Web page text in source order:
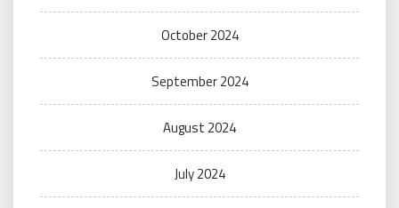
October 2024
September 2024
August 2024
July 2024